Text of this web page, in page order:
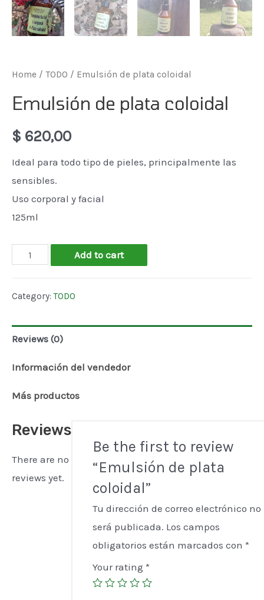
Home / TODO / Emulsión de plata coloidal
Emulsión de plata coloidal
$ 620,00
Ideal para todo tipo de pieles, principalmente las
sensibles.
Uso corporal y facial
125ml
Emulsión
quantity
Add to cart
Category:TODO
Reviews (0)
Información del vendedor
Más productos
Reviews
There are no
reviews yet.
Be the first to review
“Emulsión de plata
coloidal”
Tu dirección de correo electrónico no
será publicada. Los campos
obligatorios están marcados con *
Your rating *